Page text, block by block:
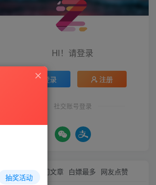
HI！请登录
登录 注册
社交账号登录
热门文章 白嫖最多 网友点赞
抽奖活动